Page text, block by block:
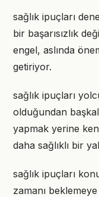
sağlık ipuçları
bir başarısızlık
engel, aslında
getiriyor.
sağlık ipuçları
olduğundan
yapmak yerine
daha sağlıklı bir
sağlık ipuçları
zamanı